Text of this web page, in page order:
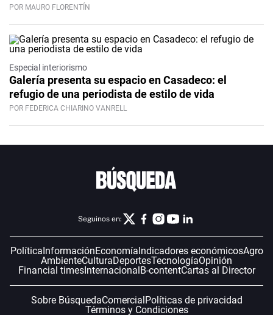
POR MAURO FLORENTÍN
Especial interiorismo
Galería presenta su espacio en Casadeco: el
refugio de una periodista de estilo de vida
POR FEDERICA CHIARINO VANRELL
Seguinos en:
PolíticaInformaciónEconomíaIndicadores económicosAgro
AmbienteCulturaDeportesTecnologíaOpinión
Financial timesInternacionalB-contentCartas al Director
Sobre BúsquedaComercialPolíticas de privacidad
Términos y Condiciones